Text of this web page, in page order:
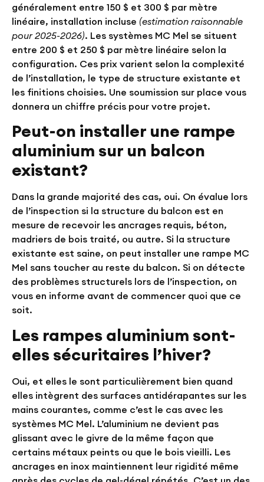
généralement entre 150 $ et 300 $ par mètre
linéaire, installation incluse (estimation raisonnable
pour 2025-2026). Les systèmes MC Mel se situent
entre 200 $ et 250 $ par mètre linéaire selon la
configuration. Ces prix varient selon la complexité
de l’installation, le type de structure existante et
les finitions choisies. Une soumission sur place vous
donnera un chiffre précis pour votre projet.
Peut-on installer une rampe
aluminium sur un balcon
existant?
Dans la grande majorité des cas, oui. On évalue lors
de l’inspection si la structure du balcon est en
mesure de recevoir les ancrages requis, béton,
madriers de bois traité, ou autre. Si la structure
existante est saine, on peut installer une rampe MC
Mel sans toucher au reste du balcon. Si on détecte
des problèmes structurels lors de l’inspection, on
vous en informe avant de commencer quoi que ce
soit.
Les rampes aluminium sont-
elles sécuritaires l’hiver?
Oui, et elles le sont particulièrement bien quand
elles intègrent des surfaces antidérapantes sur les
mains courantes, comme c’est le cas avec les
systèmes MC Mel. L’aluminium ne devient pas
glissant avec le givre de la même façon que
certains métaux peints ou que le bois vieilli. Les
ancrages en inox maintiennent leur rigidité même